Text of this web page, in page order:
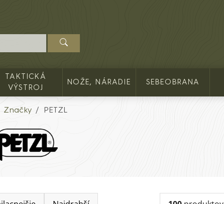
TAKTICKÁ
VÝSTROJ
NOŽE, NÁRADIE SEBEOBRANA
Značky PETZL